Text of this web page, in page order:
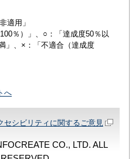
適用」
％）」、○：「達成度50％以
」、×：「不適合（達成度
へ
セシビリティに関するご意見
CO., LTD. ALL